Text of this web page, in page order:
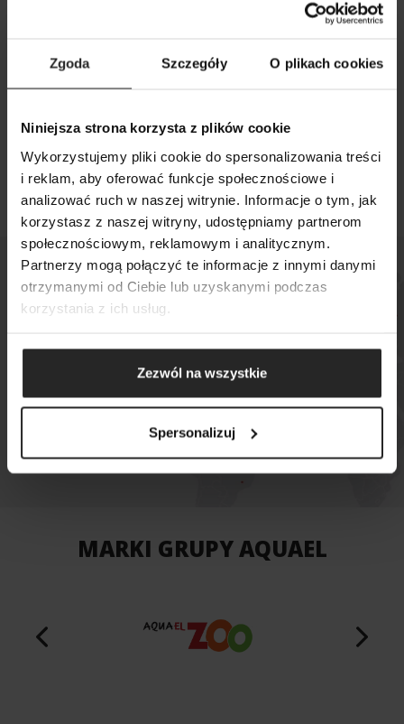
Zgoda Szczegóły O plikach cookies
Niniejsza strona korzysta z plików cookie
Wykorzystujemy pliki cookie do spersonalizowania treści
i reklam, aby oferować funkcje społecznościowe i
analizować ruch w naszej witrynie. Informacje o tym, jak
korzystasz z naszej witryny, udostępniamy partnerom
społecznościowym, reklamowym i analitycznym.
Partnerzy mogą połączyć te informacje z innymi danymi
otrzymanymi od Ciebie lub uzyskanymi podczas
korzystania z ich usług.
Zezwól na wszystkie
Spersonalizuj
Aquael i Grupa Plaček zawarły umowę o
strategicznej współpracy
MAPA SKLEPÓW
MARKI GRUPY AQUAEL
SZUKAJ